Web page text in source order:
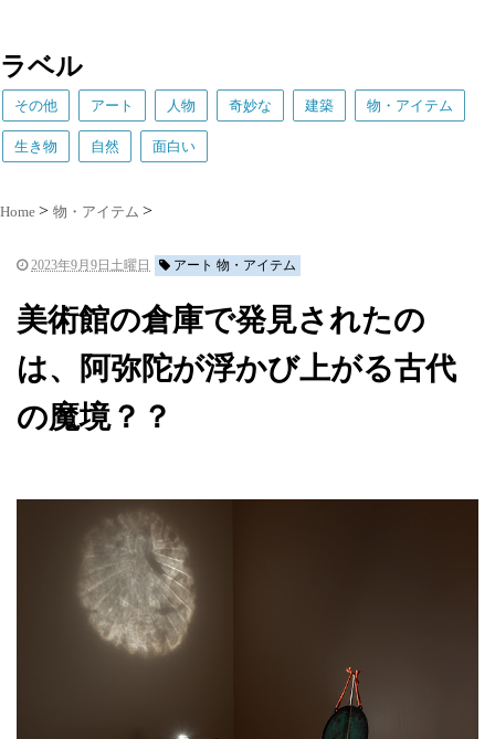
ラベル
その他 アート 人物 奇妙な 建築 物・アイテム
生き物 自然 面白い
Home 物・アイテム
2023年9月9日土曜日 アート 物・アイテム
美術館の倉庫で発見されたの
は、阿弥陀が浮かび上がる古代
の魔境？？